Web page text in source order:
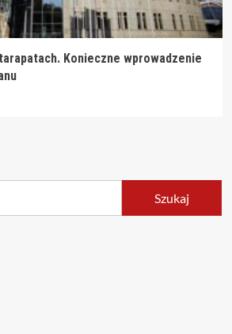
Konieczne wprowadzenie
Szukaj